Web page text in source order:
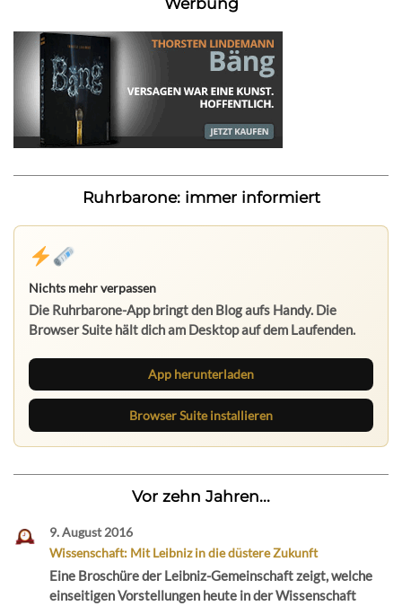
Ruhrbarone: immer informiert
Nichts mehr verpassen
Die Ruhrbarone-App bringt den Blog aufs Handy. Die
Browser Suite hält dich am Desktop auf dem Laufenden.
App herunterladen
Browser Suite installieren
Vor zehn Jahren...
9. August 2016
Wissenschaft: Mit Leibniz in die düstere Zukunft
Eine Broschüre der Leibniz-Gemeinschaft zeigt, welche
einseitigen Vorstellungen heute in der Wissenschaft